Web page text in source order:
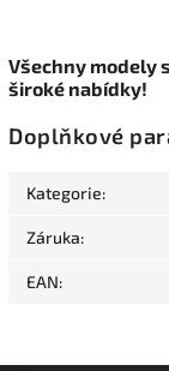
Všechny modely
široké nabídky!
Doplňkové
Kategorie:
Záruka:
EAN: